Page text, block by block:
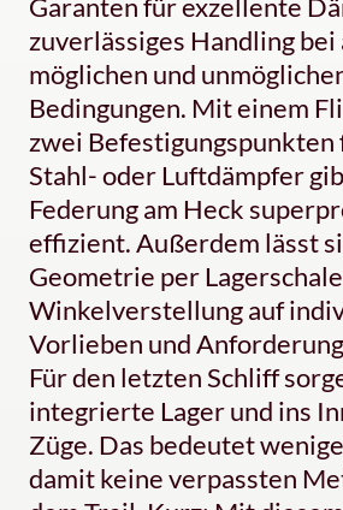
zuverlässiges Handling bei
möglichen und
Bedingungen. Mit einem
zwei
Stahl- oder Luftdämpfer
Federung am Heck
effizient. Außerdem lässt
Geometrie per
Winkelverstellung auf
Vorlieben und
Für den letzten Schliff
integrierte Lager und ins
Züge. Das bedeutet
damit keine verpassten